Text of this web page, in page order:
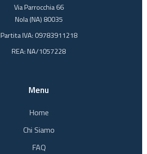
Via Parrocchia 66
Nola (NA) 80035
Partita IVA: 09783911218
REA: NA/1057228
Menu
Home
Chi Siamo
FAQ